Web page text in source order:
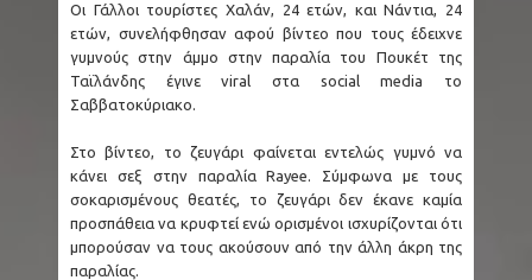
Οι Γάλλοι τουρίστες Χαλάν, 24 ετών, και Νάντια, 24
ετών, συνελήφθησαν αφού βίντεο που τους έδειχνε
γυμνούς στην άμμο στην παραλία του Πουκέτ της
Ταϊλάνδης έγινε viral στα social media το
Σαββατοκύριακο.
Στο βίντεο, το ζευγάρι φαίνεται εντελώς γυμνό να
κάνει σεξ στην παραλία Rayee. Σύμφωνα με τους
σοκαρισμένους θεατές, το ζευγάρι δεν έκανε καμία
προσπάθεια να κρυφτεί ενώ ορισμένοι ισχυρίζονται ότι
μπορούσαν να τους ακούσουν από την άλλη άκρη της
παραλίας.